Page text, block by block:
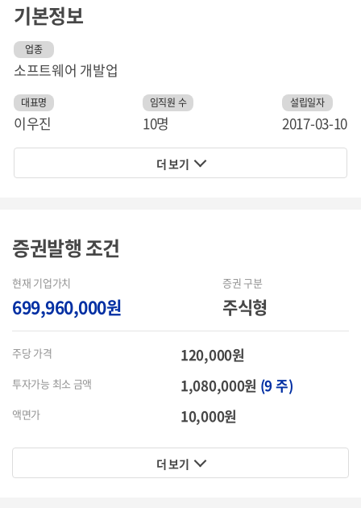
기본정보
업종
소프트웨어 개발업
대표명
이우진
임직원 수
10명
설립일자
2017-03-10
더 보기
증권발행조건
현재 기업가치
699,960,000원
증권 구분
주식형
주당 가격 120,000원
투자가능 최소 금액 1,080,000원 (9 주)
액면가 10,000원
더 보기